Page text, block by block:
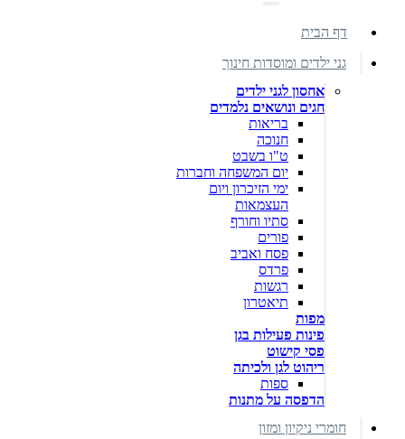
דף הבית
גני ילדים ומוסדות חינוך
אחסון לגני ילדים
חגים ונושאים נלמדים
בריאות
חנוכה
ט"ו בשבט
יום המשפחה וחברות
ימי הזיכרון ויום
העצמאות
סתיו וחורף
פורים
פסח ואביב
פרדס
רגשות
תיאטרון
מפות
פינות פעילות בגן
פסי קישוט
ריהוט לגן ולכיתה
ספות
הדפסה על מתנות
חומרי ניקיון ומזון